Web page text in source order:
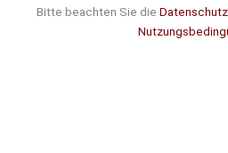
Bitte beachten Sie die